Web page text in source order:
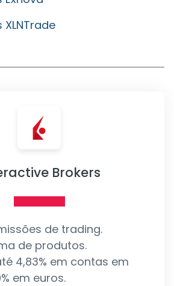
Brokers
de trading.
de produtos.
4,83% em contas em
em euros.